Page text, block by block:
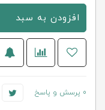
افزودن به سبد
0 پرسش و پاسخ